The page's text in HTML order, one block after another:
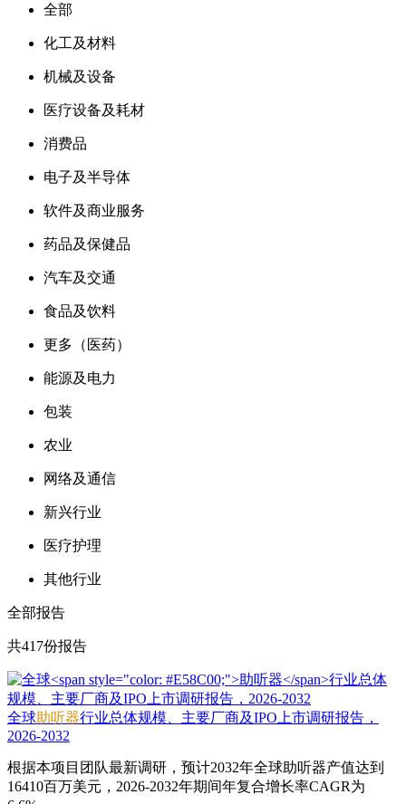
全部
化工及材料
机械及设备
医疗设备及耗材
消费品
电子及半导体
软件及商业服务
药品及保健品
汽车及交通
食品及饮料
更多（医药）
能源及电力
包装
农业
网络及通信
新兴行业
医疗护理
其他行业
全部报告
共417份报告
全球助听器行业总体规模、主要厂商及IPO上市调研报告，
2026-2032
根据本项目团队最新调研，预计2032年全球助听器产值达到
16410百万美元，2026-2032年期间年复合增长率CAGR为